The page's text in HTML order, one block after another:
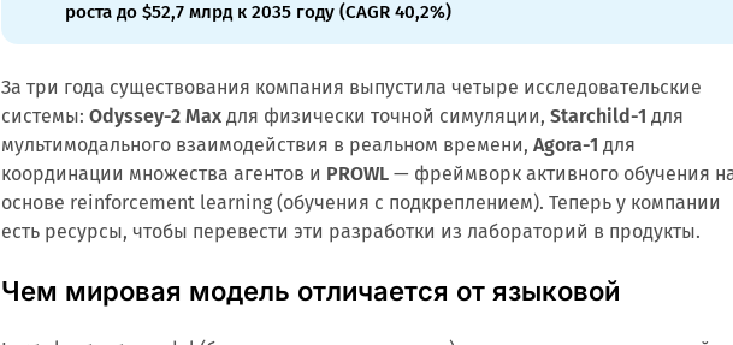
роста до $52,7 млрд к 2035 году (CAGR 40,2%)
За три года существования компания выпустила четыре исследовательские
системы:Odyssey-2 Max для физически точной симуляции,Starchild-1 для
мультимодального взаимодействия в реальном времени,Agora-1 для
координации множества агентов и PROWL — фреймворк активного обучения
основе reinforcement learning (обучения с подкреплением). Теперь у компании
есть ресурсы, чтобы перевести эти разработки из лабораторий в продукты.
Чем мировая модель отличается от языковой